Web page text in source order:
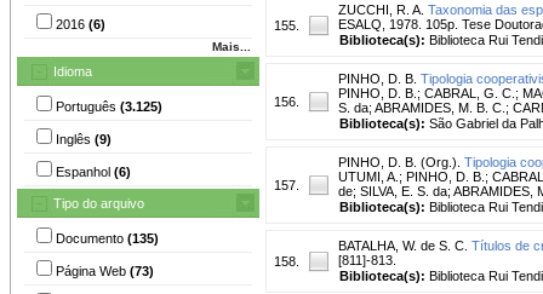
2016 (6)
Mais...
Idioma
Português (3.125)
Inglês (9)
Espanhol (6)
Tipo do arquivo
Documento (135)
Página Web (73)
155.
ZUCCHI, R. A. Taxonomia das
ESALQ, 1978. 105p. Tese
Biblioteca(s): Biblioteca Rui
156.
PINHO, D. B. Tipologia
PINHO, D. B.; CABRAL, G. C.;
S. da; ABRAMIDES, M. B. C.;
Biblioteca(s): São Gabriel da
157.
PINHO, D. B. (Org.). Tipologia
UTUMI, A.; PINHO, D. B.;
de; SILVA, E. S. da; ABRAMIDES,
Biblioteca(s): Biblioteca Rui
158.
BATALHA, W. de S. C. Títulos de
[811]-813.
Biblioteca(s): Biblioteca Rui